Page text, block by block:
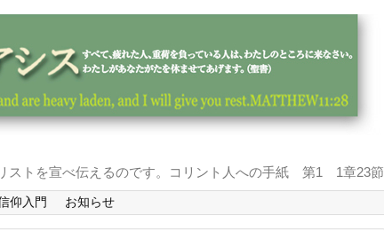
ストを宣べ伝えるのです。コリント人への手紙 第1 1章23節
仰入門 お知らせ